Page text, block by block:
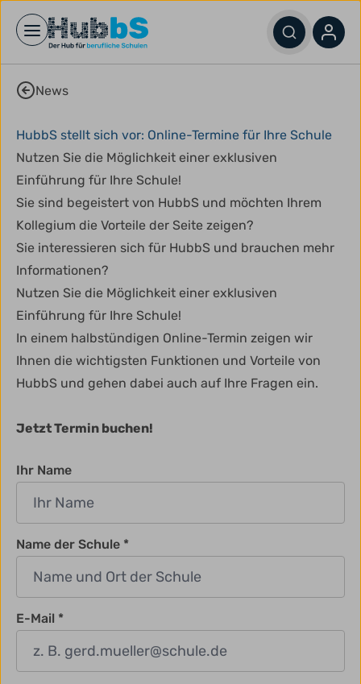
Open main menu
News
HubbS stellt sich vor: Online-Termine für Ihre Schule
Nutzen Sie die Möglichkeit einer exklusiven
Einführung für Ihre Schule!
Sie sind begeistert von HubbS und möchten Ihrem
Kollegium die Vorteile der Seite zeigen?
Sie interessieren sich für HubbS und brauchen mehr
Informationen?
Nutzen Sie die Möglichkeit einer exklusiven
Einführung für Ihre Schule!
In einem halbstündigen Online-Termin zeigen wir
Ihnen die wichtigsten Funktionen und Vorteile von
HubbS und gehen dabei auch auf Ihre Fragen ein.
Jetzt Termin buchen!
Ihr Name
Name der Schule
E-Mail